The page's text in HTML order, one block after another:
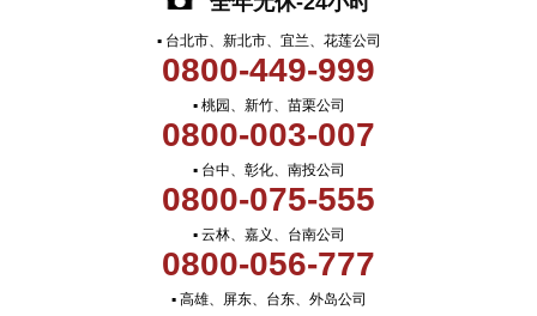
▪ 台北市、新北市、宜兰、花莲公司
0800-449-999
▪ 桃园、新竹、苗栗公司
0800-003-007
▪ 台中、彰化、南投公司
0800-075-555
▪ 云林、嘉义、台南公司
0800-056-777
▪ 高雄、屏东、台东、外岛公司